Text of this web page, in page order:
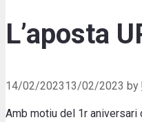
L’aposta
14/02/202313/02/2023 by
Amb motiu del 1r aniversari